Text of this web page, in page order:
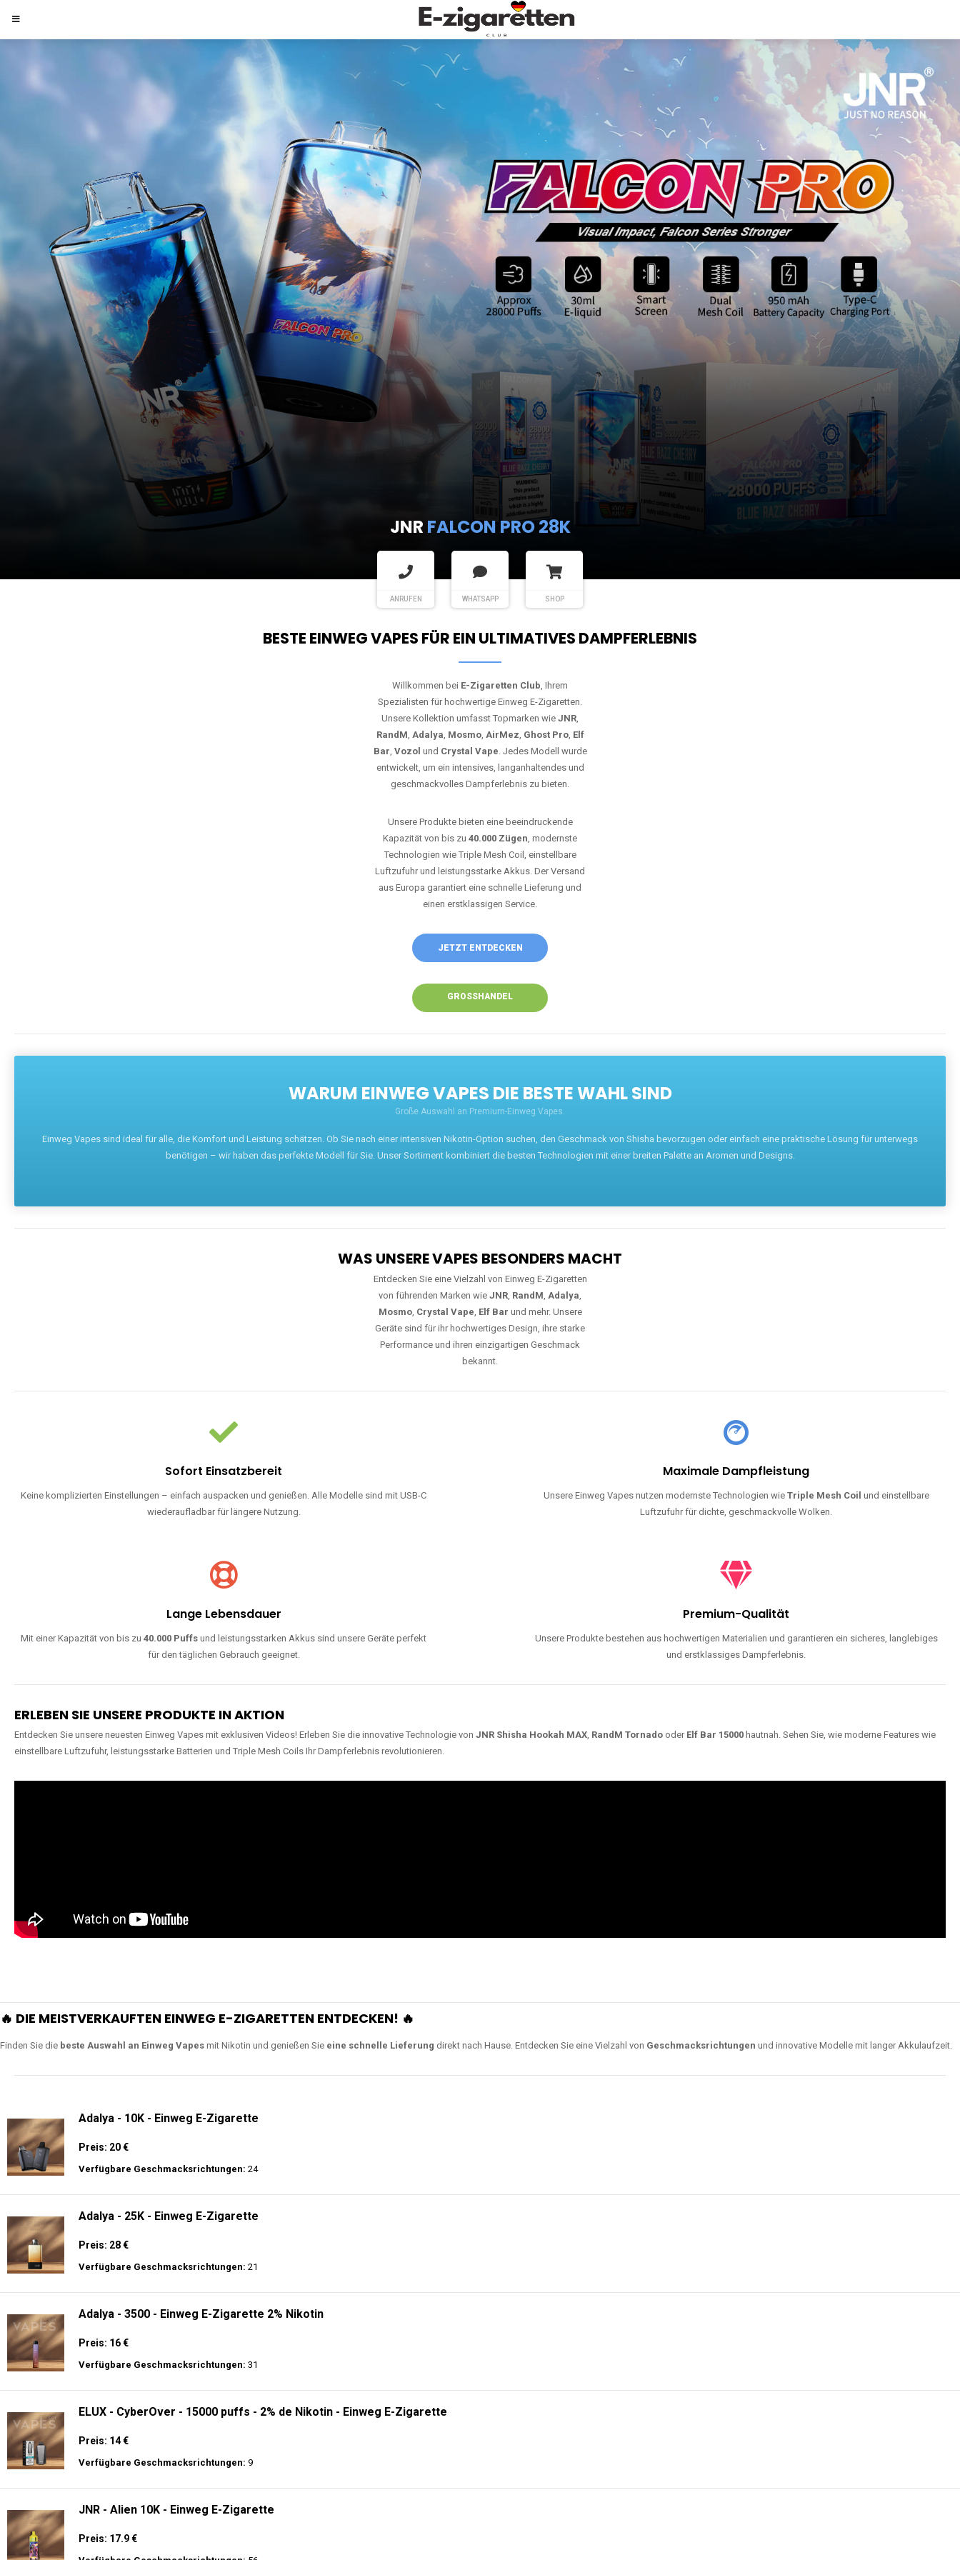
JNRSHISHA HOOKAH MAX
ANRUFEN WHATSAPP SHOP
BESTE EINWEG VAPES FÜR EIN ULTIMATIVES DAMPFERLEBNIS
Willkommen bei E-Zigaretten Club, Ihrem
Spezialisten für hochwertige Einweg E-Zigaretten.
Unsere Kollektion umfasst Topmarken wie JNR,
RandM, Adalya, Mosmo, AirMez, Ghost Pro, Elf
Bar, Vozol und Crystal Vape. Jedes Modell wurde
entwickelt, um ein intensives, langanhaltendes und
geschmackvolles Dampferlebnis zu bieten.
Unsere Produkte bieten eine beeindruckende
Kapazität von bis zu 40.000 Zügen, modernste
Technologien wie Triple Mesh Coil, einstellbare
Luftzufuhr und leistungsstarke Akkus. Der Versand
aus Europa garantiert eine schnelle Lieferung und
einen erstklassigen Service.
JETZT ENTDECKEN
GROSSHANDEL
WARUM EINWEG VAPES DIE BESTE WAHL SIND
Große Auswahl an Premium-Einweg Vapes.
Einweg Vapes sind ideal für alle, die Komfort und Leistung schätzen. Ob Sie nach einer intensiven Nikotin-Option suchen, den Geschmack von Shisha bevorzugen oder einfach eine praktische Lösung für unterwegs
benötigen – wir haben das perfekte Modell für Sie. Unser Sortiment kombiniert die besten Technologien mit einer breiten Palette an Aromen und Designs.
WAS UNSERE VAPES BESONDERS MACHT
Entdecken Sie eine Vielzahl von Einweg E-Zigaretten
von führenden Marken wie JNR, RandM, Adalya,
Mosmo, Crystal Vape, Elf Bar und mehr. Unsere
Geräte sind für ihr hochwertiges Design, ihre starke
Performance und ihren einzigartigen Geschmack
bekannt.
Sofort Einsatzbereit
Keine komplizierten Einstellungen – einfach auspacken und genießen. Alle Modelle sind mit USB-C
wiederaufladbar für längere Nutzung.
Maximale Dampfleistung
Unsere Einweg Vapes nutzen modernste Technologien wie Triple Mesh Coil und einstellbare
Luftzufuhr für dichte, geschmackvolle Wolken.
Lange Lebensdauer
Mit einer Kapazität von bis zu40.000 Puffs und leistungsstarken Akkus sind unsere Geräte perfekt
für den täglichen Gebrauch geeignet.
Premium-Qualität
Unsere Produkte bestehen aus hochwertigen Materialien und garantieren ein sicheres, langlebiges
und erstklassiges Dampferlebnis.
ERLEBEN SIE UNSERE PRODUKTE IN AKTION
Entdecken Sie unsere neuesten Einweg Vapes mit exklusiven Videos! Erleben Sie die innovative Technologie von JNR Shisha Hookah MAX, RandM Tornado oder Elf Bar 15000 hautnah. Sehen Sie, wie moderne Features wie
einstellbare Luftzufuhr, leistungsstarke Batterien und Triple Mesh Coils Ihr Dampferlebnis revolutionieren.
🔥 DIE MEISTVERKAUFTEN EINWEG E-ZIGARETTEN ENTDECKEN! 🔥
Finden Sie die beste Auswahl an Einweg Vapes mit Nikotin und genießen Sie eine schnelle Lieferung direkt nach Hause. Entdecken Sie eine Vielzahl von Geschmacksrichtungen und innovative Modelle mit langer Akkulaufzeit.
Adalya - 10K - Einweg E-Zigarette
Preis: 20 €
Verfügbare Geschmacksrichtungen: 24
Adalya - 25K - Einweg E-Zigarette
Preis: 28 €
Verfügbare Geschmacksrichtungen: 21
Adalya - 3500 - Einweg E-Zigarette 2% Nikotin
Preis: 16 €
Verfügbare Geschmacksrichtungen: 31
ELUX - CyberOver - 15000 puffs - 2% de Nikotin - Einweg E-Zigarette
Preis: 14 €
Verfügbare Geschmacksrichtungen: 9
JNR - Alien 10K - Einweg E-Zigarette
Preis: 17.9 €